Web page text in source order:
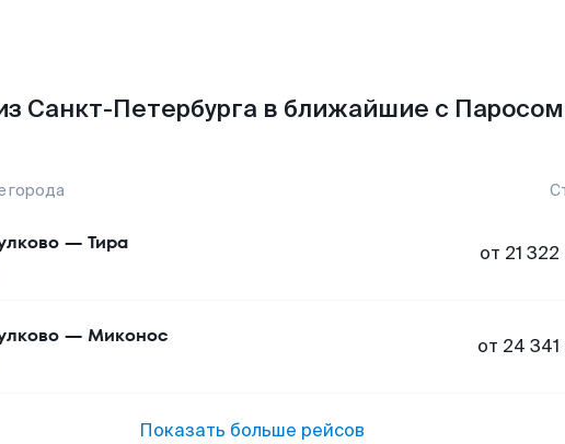
Санкт-Петербурга в ближайшие с Паросом
города
— Тира от 21 322
— Миконос от 24 341
Показать больше рейсов